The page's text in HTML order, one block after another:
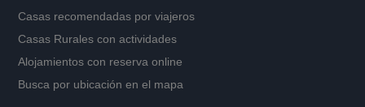
Casas recomendadas por viajeros
Casas Rurales con actividades
Alojamientos con reserva online
Busca por ubicación en el mapa